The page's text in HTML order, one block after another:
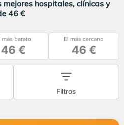
hospitales, clínicas y
46 €
más barato
46 €
El más cercano
46 €
Filtros